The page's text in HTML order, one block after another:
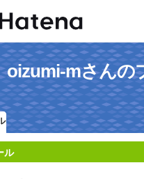
oizumi-mさんの
ル